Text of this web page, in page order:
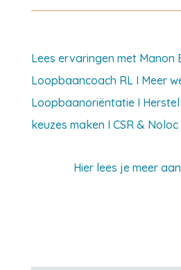
Lees ervaringen met Manon
Loopbaancoach RL I Meer
Loopbaanoriëntatie I
keuzes maken I CSR &
Hier lees je meer